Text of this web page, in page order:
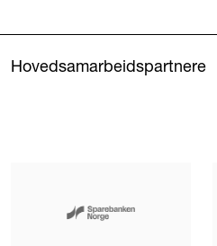
Hovedsamarbeidspartnere